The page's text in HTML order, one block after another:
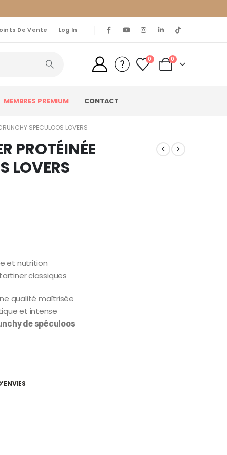
De Vente Log In
0 0
MEMBRES PREMIUM CONTACT
SPECULOOS LOVERS
PROTÉINÉE
LOVERS
et nutrition
classiques
qualité maîtrisée
et intense
de spéculoos